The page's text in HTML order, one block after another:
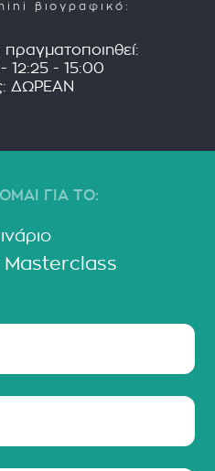
βιογραφικό:
πραγματοποιηθεί:
- 12:25 - 15:00
ΔΩΡΕΑΝ
ΓΙΑ ΤΟ: